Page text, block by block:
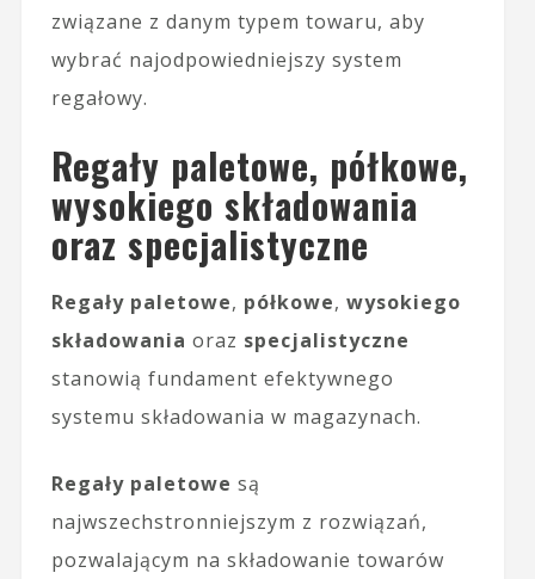
związane z danym typem towaru, aby
wybrać najodpowiedniejszy system
regałowy.
Regały paletowe, półkowe,
wysokiego składowania
oraz specjalistyczne
Regały paletowe, półkowe, wysokiego
składowania oraz specjalistyczne
stanowią fundament efektywnego
systemu składowania w magazynach.
Regały paletowe są
najwszechstronniejszym z rozwiązań,
pozwalającym na składowanie towarów